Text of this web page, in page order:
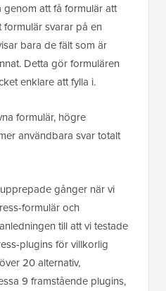
att få formulär att
svarar på en
bara de fält som är
Detta gör formulären
enklare att fylla i.
formulär, högre
användbara svar totalt
gånger när vi
formulär och
till att vi testade
plugins för villkorlig
20 alternativ,
9 framstående plugins,